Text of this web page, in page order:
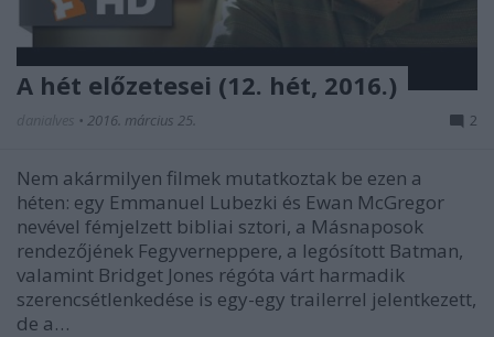
A hét előzetesei (12. hét, 2016.)
• 2016. március 25. 2
Nem akármilyen filmek mutatkoztak be ezen a
héten: egy Emmanuel Lubezki és Ewan McGregor
nevével fémjelzett bibliai sztori, a Másnaposok
rendezőjének Fegyverneppere, a legósított Batman,
valamint Bridget Jones régóta várt harmadik
szerencsétlenkedése is egy-egy trailerrel jelentkezett,
de a…